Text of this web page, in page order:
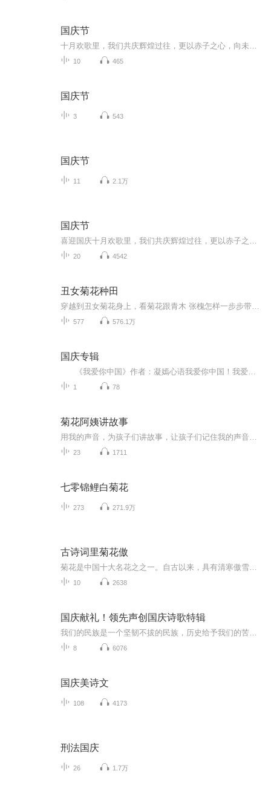
国庆节
10 465
国庆节
3 543
国庆节
11 2.1万
国庆节
20 4542
丑女菊花种田
577 576.1万
国庆专辑
1 78
菊花阿姨讲故事
23 1711
七零锦鲤白菊花
273 271.9万
古诗词里菊花傲
10 2638
国庆献礼！领先声创国庆诗歌特辑
8 6076
国庆美诗文
108 4173
刑法国庆
26 1.7万